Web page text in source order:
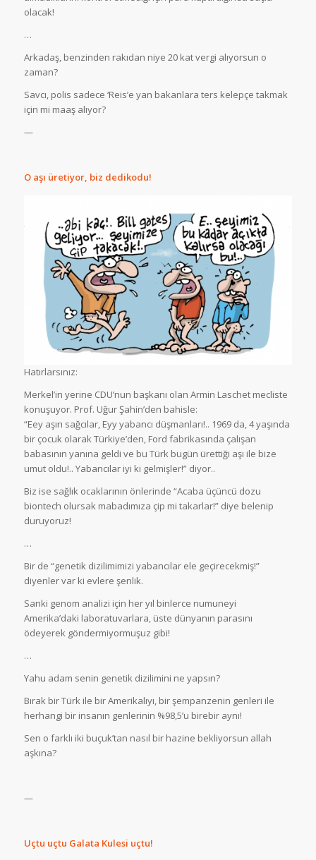
olacak!
…
Arkadaş, benzinden rakıdan niye 20 kat vergi alıyorsun o
zaman?
Savcı, polis sadece ‘Reis’e yan bakanlara ters kelepçe takmak
için mi maaş alıyor?
—
O aşı üretiyor, biz dedikodu!
Hatırlarsınız:
Merkel’in yerine CDU’nun başkanı olan Armin Laschetmecliste
konuşuyor. Prof. Uğur Şahin’den bahisle:
“Eey aşırı sağcılar, Eyy yabancı düşmanları!.. 1969 da, 4 yaşında
bir çocuk olarak Türkiye’den, Ford fabrikasında çalışan
babasının yanına geldi ve bu Türk bugün ürettiği aşı ile bize
umut oldu!.. Yabancılar iyi ki gelmişler!” diyor..
Biz ise sağlık ocaklarının önlerinde “Acaba üçüncü dozu
biontech olursak mabadımıza çip mi takarlar!” diye belenip
duruyoruz!
…
Bir de “genetik dizilimimizi yabancılar ele geçirecekmiş!”
diyenler var ki evlere şenlik.
Sanki genom analizi için her yıl binlerce numuneyi
Amerika’daki laboratuvarlara, üste dünyanın parasını
ödeyerek göndermiyormuşuz gibi!
…
Yahu adam senin genetik dizilimini ne yapsın?
Bırak bir Türk ile bir Amerikalıyı, bir şempanzenin genleri ile
herhangi bir insanın genlerinin %98,5’u birebir aynı!
Sen o farklı iki buçuk’tan nasıl bir hazine bekliyorsun allah
aşkına?
—
Uçtu uçtu Galata Kulesi uçtu!